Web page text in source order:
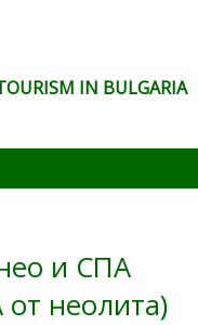
IN BULGARIA
и СПА
неолита)